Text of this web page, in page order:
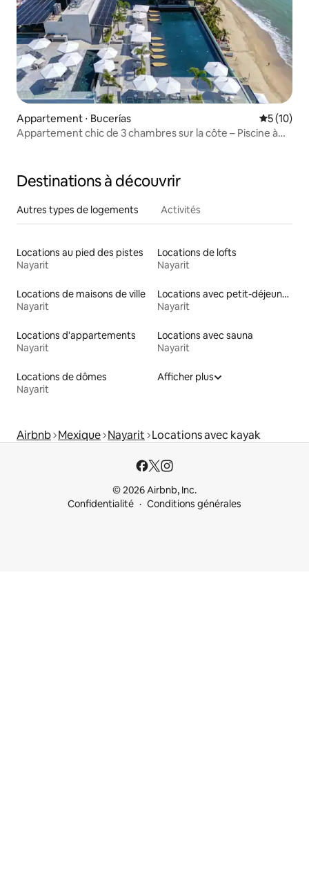
Appartement ⋅ Bucerías
5 (10)
Appartement chic de 3 chambres sur la côte – Piscine à
Destinations à découvrir
Autres types de logements Activités
Locations au pied des pistes
Nayarit
Locations de lofts
Nayarit
Locations de maisons de ville
Nayarit
Locations avec petit-déjeuner
Nayarit
Locations d'appartements
Nayarit
Locations avec sauna
Nayarit
Locations de dômes
Nayarit
Afficher plus
Airbnb Mexique Nayarit Locations avec kayak
© 2026 Airbnb, Inc.
Confidentialité
Conditions générales